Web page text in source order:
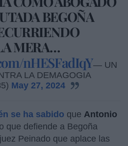
BEGOÑA
MERA…
nHESFadIqY— UN
LA DEMAGOGIA
May 27, 2024
se ha sabido que Antonio
que defiende a Begoña
Peinado que aplace las